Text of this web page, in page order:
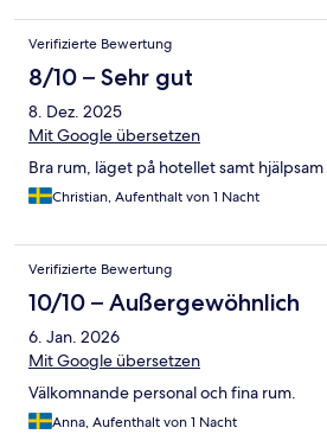
Verifizierte Bewertung
8/10 – Sehr gut
8. Dez. 2025
Mit Google übersetzen
Bra rum, läget på hotellet samt
Christian, Aufenthalt von 1 Nacht
Verifizierte Bewertung
10/10 – Außergewöhnlich
6. Jan. 2026
Mit Google übersetzen
Välkomnande personal och fina rum.
Anna, Aufenthalt von 1 Nacht